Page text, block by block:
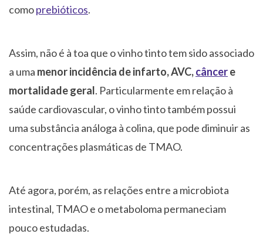
comoprebióticos.
Assim, não é à toa que o vinho tinto tem sido associado
a uma menor incidência de infarto, AVC,câncere
mortalidade geral. Particularmente em relação à
saúde cardiovascular, o vinho tinto também possui
uma substância análoga à colina, que pode diminuir as
concentrações plasmáticas de TMAO.
Até agora, porém, as relações entre a microbiota
intestinal, TMAO e o metaboloma permaneciam
pouco estudadas.